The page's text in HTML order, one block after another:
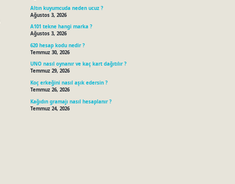
Altın kuyumcuda neden ucuz ?
Ağustos 3, 2026
A101 tekne hangi marka ?
Ağustos 3, 2026
620 hesap kodu nedir ?
Temmuz 30, 2026
UNO nasıl oynanır ve kaç kart dağıtılır ?
Temmuz 29, 2026
Koç erkeğini nasıl aşık edersin ?
Temmuz 26, 2026
Kağıdın gramajı nasıl hesaplanır ?
Temmuz 24, 2026